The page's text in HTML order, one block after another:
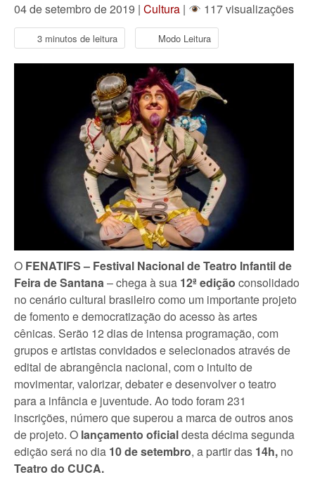
04 de setembro de 2019 | Cultura | 117 visualizações
3 minutos de leitura Modo Leitura
O FENATIFS – Festival Nacional de Teatro Infantil de
Feira de Santana– chega à sua 12ª edição consolidado
no cenário cultural brasileiro como um importante projeto
de fomento e democratização do acesso às artes
cênicas. Serão 12 dias de intensa programação, com
grupos e artistas convidados e selecionados através de
edital de abrangência nacional, com o intuito de
movimentar, valorizar, debater e desenvolver o teatro
para a infância e juventude. Ao todo foram 231
inscrições, número que superou a marca de outros anos
de projeto. O lançamento oficialdesta décima segunda
edição será no dia 10 de setembro, a partir das 14h, no
Teatro do CUCA.